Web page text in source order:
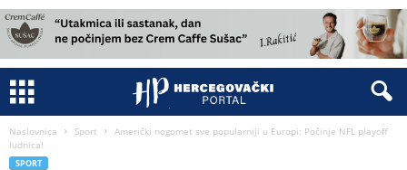
Naslovnica Sport
Američki nogomet sve popularniji u Europi: Počinje NFL playoff
ludnica!
SPORT